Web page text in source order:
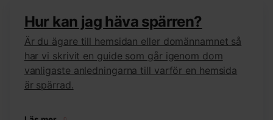
Hur kan jag häva spärren?
Är du ägare till hemsidan eller domännamnet så
har vi skrivit en guide som går igenom dom
vanligaste anledningarna till varför en hemsida
är spärrad.